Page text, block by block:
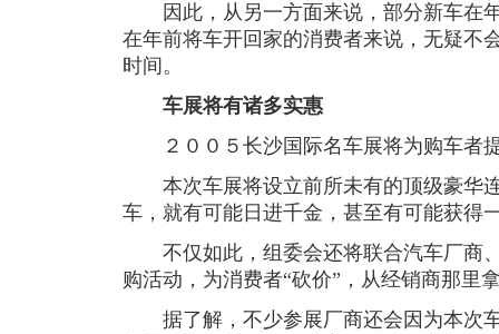
因此，从另一方面来说，部分新车在
在年前将车开回家的消费者来说，无疑不
时间。
车展将有诸多实惠
２００５长沙国际名车展将为购车者
本次车展将设立前所未有的顶级豪华
车，就有可能日进千金，甚至有可能获得
不仅如此，组委会还将联合汽车厂商
购活动，为消费者“砍价”，从经销商那里
据了解，不少参展厂商还会因为本次